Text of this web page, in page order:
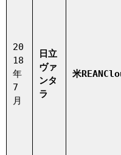
20
18
年
7
月
日立
ヴァ
ンタ
ラ
米